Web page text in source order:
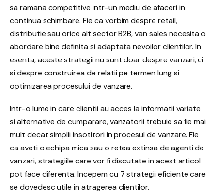
sa ramana competitive intr-un mediu de afaceri in
continua schimbare. Fie ca vorbim despre retail,
distributie sau orice alt sector B2B, van sales necesita o
abordare bine definita si adaptata nevoilor clientilor. In
esenta, aceste strategii nu sunt doar despre vanzari, ci
si despre construirea de relatii pe termen lung si
optimizarea procesului de vanzare.
Intr-o lume in care clientii au acces la informatii variate
si alternative de cumparare, vanzatorii trebuie sa fie mai
mult decat simplii insotitori in procesul de vanzare. Fie
ca aveti o echipa mica sau o retea extinsa de agenti de
vanzari, strategiile care vor fi discutate in acest articol
pot face diferenta. Incepem cu 7 strategii eficiente care
se dovedesc utile in atragerea clientilor.